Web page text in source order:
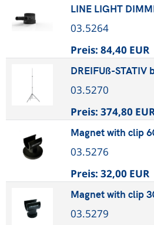
LINE LIGHT
03.5264
Preis: 84,40 EUR
DREIFUß-STATIV
03.5270
Preis: 374,80
Magnet with clip
03.5276
Preis: 32,00 EUR
Magnet with clip
03.5279